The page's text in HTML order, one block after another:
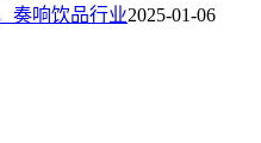
奏响饮品行业2025-01-06